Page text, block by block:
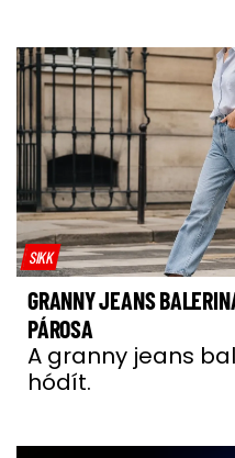
SIKK
GRANNY JEANS
PÁROSA
A granny jeans
hódít.